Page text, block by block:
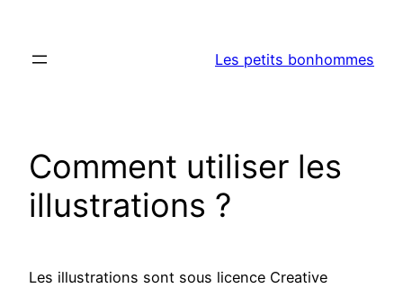
contenu
Les petits bonhommes
Comment utiliser les
illustrations ?
Les illustrations sont sous licence Creative